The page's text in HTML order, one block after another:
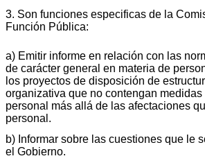
3. Son funciones especificas de la
Función Pública:
a) Emitir informe en relación con las
de carácter general en materia de
los proyectos de disposición de
organizativa que no contengan
personal más allá de las afectaciones
personal.
b) Informar sobre las cuestiones que le
el Gobierno.